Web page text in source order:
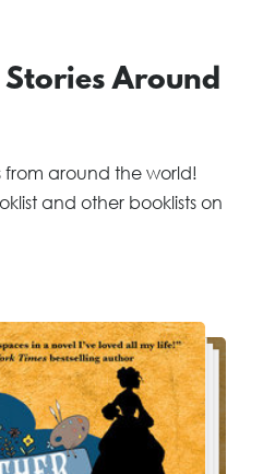
Around
from around the world!
and other booklists on